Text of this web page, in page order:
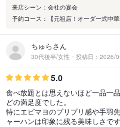
来店シーン：会社の宴会
予約コース：【元祖店！オーダー式中
ちゅらさん
30代後半/女性・投稿日：2026/
5.0
食べ放題とは思えないほど一品一
どの満足度でした。
特にエビマヨのプリプリ感や手羽
ャーハンは印象に残る美味しさです